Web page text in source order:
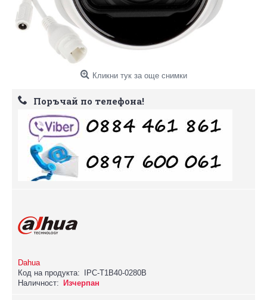
Кликни тук за още снимки
Поръчай по телефона!
Dahua
Код на продукта:
IPC-Т1B40-0280B
Наличност:
Изчерпан